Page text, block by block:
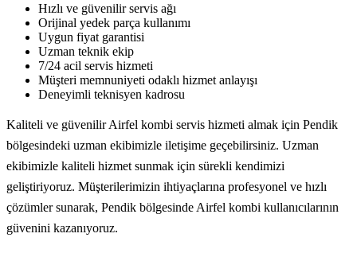
Hızlı ve güvenilir servis ağı
Orijinal yedek parça kullanımı
Uygun fiyat garantisi
Uzman teknik ekip
7/24 acil servis hizmeti
Müşteri memnuniyeti odaklı hizmet anlayışı
Deneyimli teknisyen kadrosu
Kaliteli ve güvenilir Airfel kombi servis hizmeti almak için Pendik
bölgesindeki uzman ekibimizle iletişime geçebilirsiniz. Uzman
ekibimizle kaliteli hizmet sunmak için sürekli kendimizi
geliştiriyoruz. Müşterilerimizin ihtiyaçlarına profesyonel ve hızlı
çözümler sunarak, Pendik bölgesinde Airfel kombi kullanıcılarının
güvenini kazanıyoruz.